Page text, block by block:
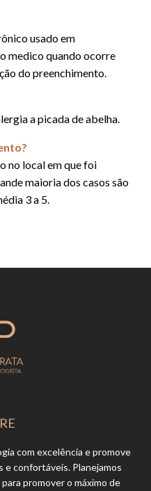
usado em
medico quando ocorre
do preenchimento.
a picada de abelha.
no local em que foi
maioria dos casos são
3 a 5.
com excelência e promove
confortáveis. Planejamos
promover o máximo de